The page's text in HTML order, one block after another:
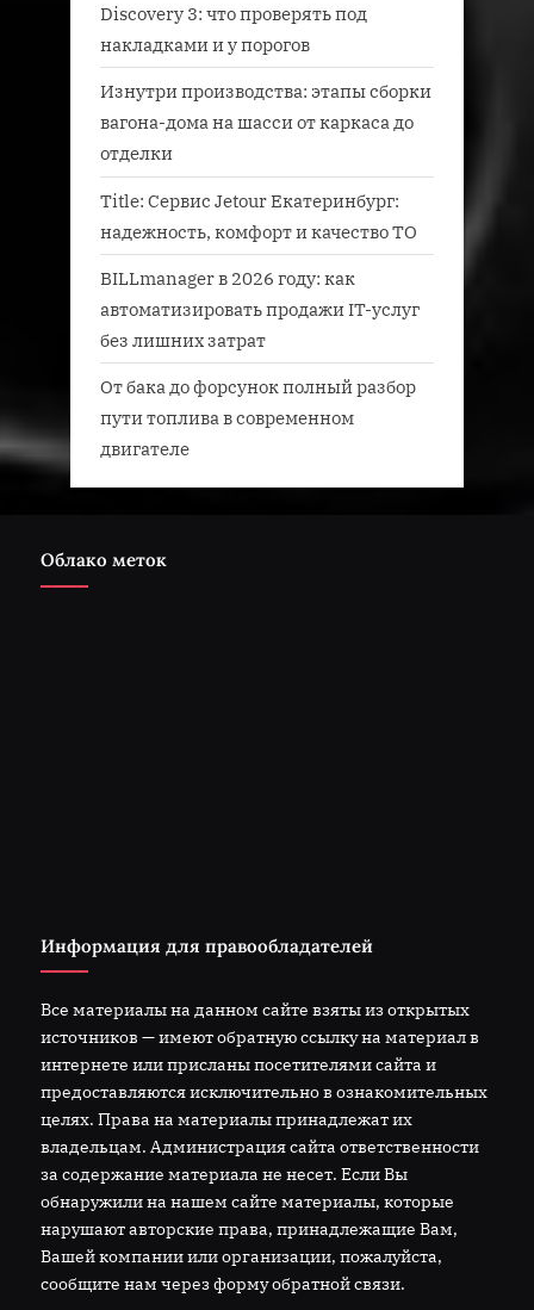
Discovery 3: что проверять под
накладками и у порогов
Изнутри производства: этапы сборки
вагона-дома на шасси от каркаса до
отделки
Title: Сервис Jetour Екатеринбург:
надежность, комфорт и качество ТО
BILLmanager в 2026 году: как
автоматизировать продажи IT-услуг
без лишних затрат
От бака до форсунок полный разбор
пути топлива в современном
двигателе
Облако меток
Информация для правообладателей
Все материалы на данном сайте взяты из открытых
источников — имеют обратную ссылку на материал в
интернете или присланы посетителями сайта и
предоставляются исключительно в ознакомительных
целях. Права на материалы принадлежат их
владельцам. Администрация сайта ответственности
за содержание материала не несет. Если Вы
обнаружили на нашем сайте материалы, которые
нарушают авторские права, принадлежащие Вам,
Вашей компании или организации, пожалуйста,
сообщите нам через форму обратной связи.